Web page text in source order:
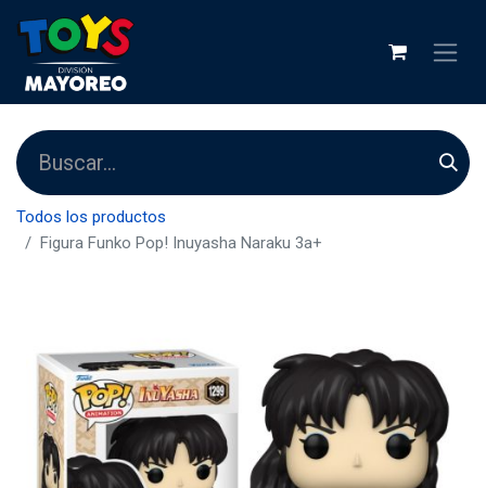
Todos los productos
Figura Funko Pop! Inuyasha Naraku 3a+